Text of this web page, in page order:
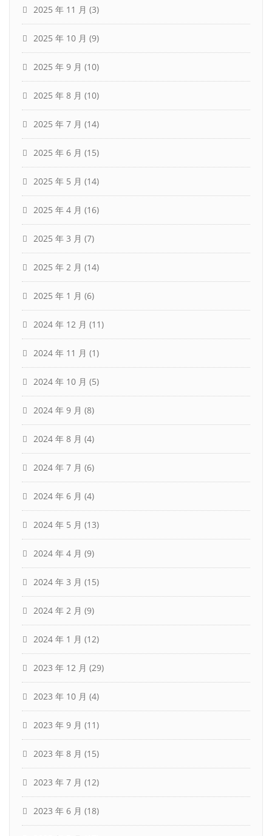
2025 年 11 月 (3)
2025 年 10 月 (9)
2025 年 9 月 (10)
2025 年 8 月 (10)
2025 年 7 月 (14)
2025 年 6 月 (15)
2025 年 5 月 (14)
2025 年 4 月 (16)
2025 年 3 月 (7)
2025 年 2 月 (14)
2025 年 1 月 (6)
2024 年 12 月 (11)
2024 年 11 月 (1)
2024 年 10 月 (5)
2024 年 9 月 (8)
2024 年 8 月 (4)
2024 年 7 月 (6)
2024 年 6 月 (4)
2024 年 5 月 (13)
2024 年 4 月 (9)
2024 年 3 月 (15)
2024 年 2 月 (9)
2024 年 1 月 (12)
2023 年 12 月 (29)
2023 年 10 月 (4)
2023 年 9 月 (11)
2023 年 8 月 (15)
2023 年 7 月 (12)
2023 年 6 月 (18)